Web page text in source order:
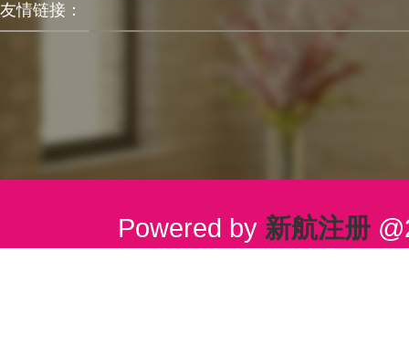
友情链接：
Powered by 新航注册